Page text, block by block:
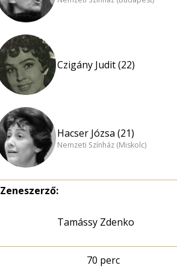
Czigány Judit (22)
Hacser Józsa (21)
Nemzeti Színház (Miskolc)
Zeneszerző:
Tamássy Zdenko
70 perc